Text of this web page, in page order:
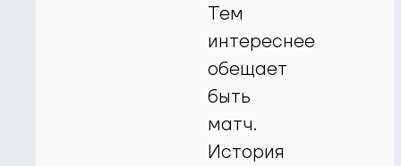
Тем
интереснее
обещает
быть
матч.
История